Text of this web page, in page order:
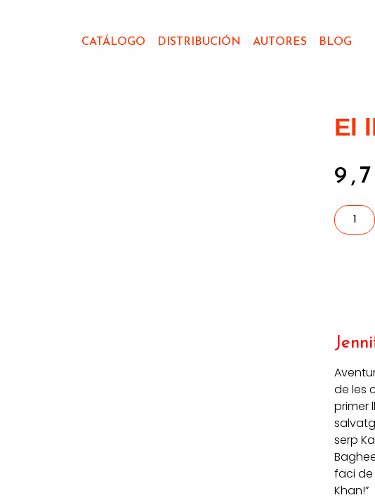
CATÁLOGO DISTRIBUCIÓN AUTORES BLOG
El
de les
primer
serp
faci de
Khan!”